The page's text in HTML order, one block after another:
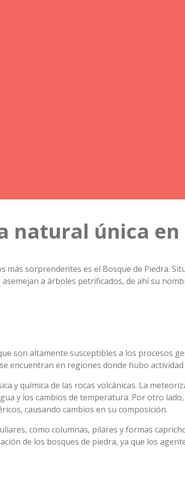
natural única en
sorprendentes es el Bosque de Piedra.
a árboles petrificados, de ahí su
son altamente susceptibles a los procesos
encuentran en regiones donde hubo actividad
y química de las rocas volcánicas. La
y los cambios de temperatura. Por otro
causando cambios en su composición.
como columnas, pilares y formas
de los bosques de piedra, ya que los